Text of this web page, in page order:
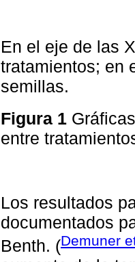
En el eje de las
tratamientos; en
semillas.
Figura 1
entre
Los resultados
documentados
Benth. (Demuner